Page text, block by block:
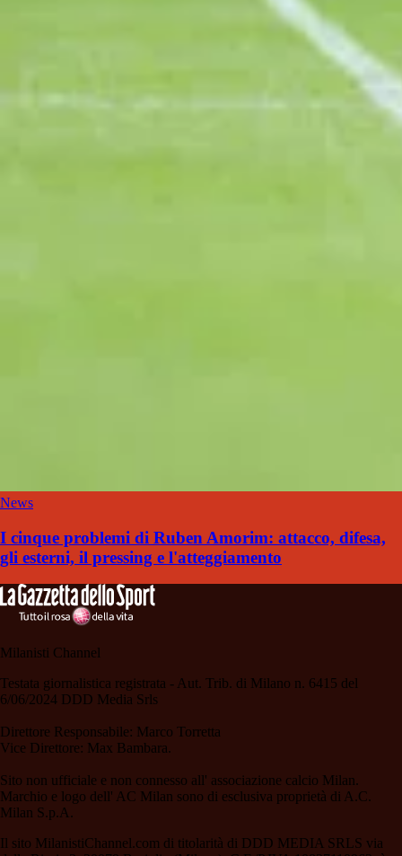
News
I cinque problemi di Ruben Amorim: attacco, difesa,
gli esterni, il pressing e l'atteggiamento
Milanisti Channel
Testata giornalistica registrata - Aut. Trib. di Milano n. 6415 del
6/06/2024 DDD Media Srls
Direttore Responsabile: Marco Torretta
Vice Direttore: Max Bambara.
Sito non ufficiale e non connesso all' associazione calcio Milan.
Marchio e logo dell' AC Milan sono di esclusiva proprietà di A.C.
Milan S.p.A.
Il sito MilanistiChannel.com di titolarità di DDD MEDIA SRLS via